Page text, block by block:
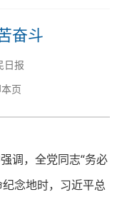
奋斗
报
页
调，全党同志“务必
念地时，习近平总